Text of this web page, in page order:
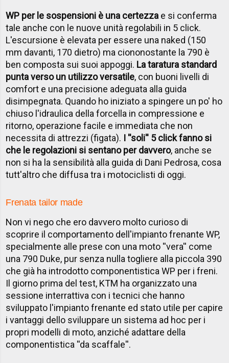
WP per le sospensioni è una certezza e si conferma
tale anche con le nuove unità regolabili in 5 click.
L'escursione è elevata per essere una naked (150
mm davanti, 170 dietro) ma ciononostante la 790 è
ben composta sui suoi appoggi. La taratura standard
punta verso un utilizzo versatile, con buoni livelli di
comfort e una precisione adeguata alla guida
disimpegnata. Quando ho iniziato a spingere un po' ho
chiuso l'idraulica della forcella in compressione e
ritorno, operazione facile e immediata che non
necessita di attrezzi (figata). I ''soli'' 5 click fanno si
che le regolazioni si sentano per davvero, anche se
non si ha la sensibilità alla guida di Dani Pedrosa, cosa
tutt'altro che diffusa tra i motociclisti di oggi.
Frenata tailor made
Non vi nego che ero davvero molto curioso di
scoprire il comportamento dell'impianto frenante WP,
specialmente alle prese con una moto ''vera'' come
una 790 Duke, pur senza nulla togliere alla piccola 390
che già ha introdotto componentistica WP per i freni.
Il giorno prima del test, KTM ha organizzato una
sessione interrattiva con i tecnici che hanno
sviluppato l'impianto frenante ed stato utile per capire
i vantaggi dello sviluppare un sistema ad hoc per i
propri modelli di moto, anziché adattare della
componentistica ''da scaffale''.